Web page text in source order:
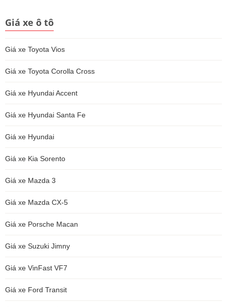
Giá xe ô tô
Giá xe Toyota Vios
Giá xe Toyota Corolla Cross
Giá xe Hyundai Accent
Giá xe Hyundai Santa Fe
Giá xe Hyundai
Giá xe Kia Sorento
Giá xe Mazda 3
Giá xe Mazda CX-5
Giá xe Porsche Macan
Giá xe Suzuki Jimny
Giá xe VinFast VF7
Giá xe Ford Transit